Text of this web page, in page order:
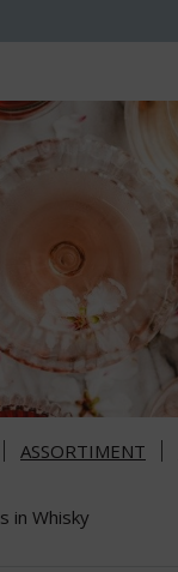
ASSORTIMENT
in Whisky